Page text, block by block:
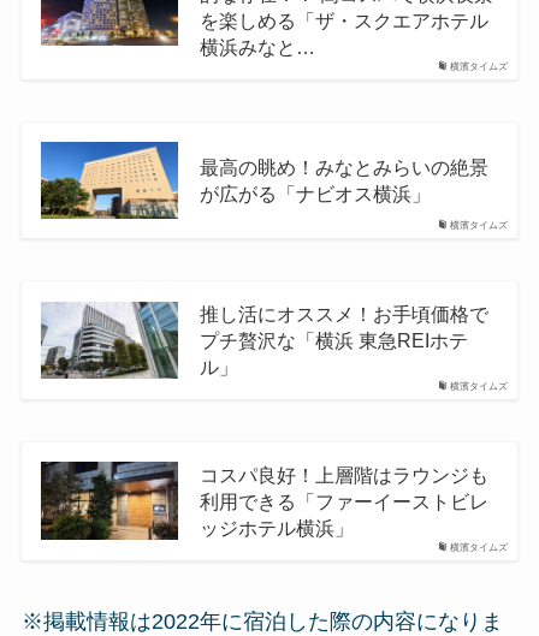
横濱タイムズ
を楽しめる「ザ・スクエアホテル
横浜みなと…
横濱タイムズ
最高の眺め！みなとみらいの絶景
が広がる「ナビオス横浜」
横濱タイムズ
推し活にオススメ！お手頃価格で
プチ贅沢な「横浜 東急REIホテ
ル」
横濱タイムズ
コスパ良好！上層階はラウンジも
利用できる「ファーイーストビレ
ッジホテル横浜」
※掲載情報は2022年に宿泊した際の内容になりま